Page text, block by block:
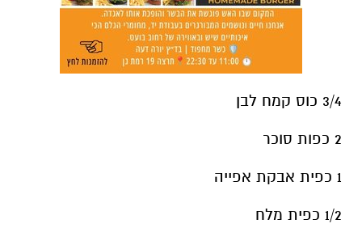
1 כפית אבקת אפייה
1/2 כפית מלח
1 ביצה
1 כף שמן זית